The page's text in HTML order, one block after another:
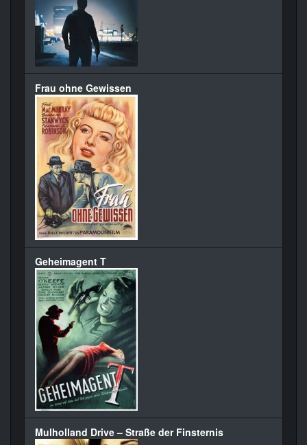
Frau ohne Gewissen
Geheimagent T
Mulholland Drive – Straße der Finsternis